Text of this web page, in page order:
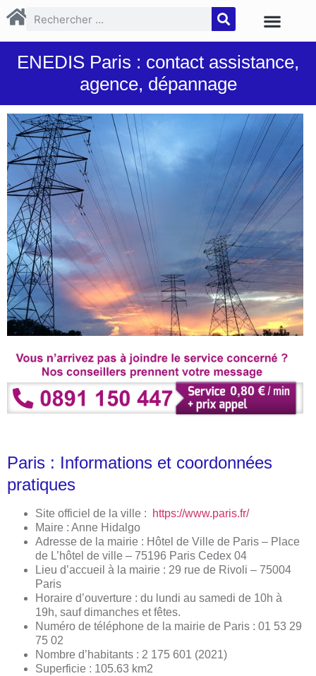
ENEDIS Paris : contact assistance,
agence, dépannage
Paris : Informations et coordonnées
pratiques
Site officiel de la ville :
https://www.paris.fr/
Maire : Anne Hidalgo
Adresse de la mairie : Hôtel de Ville de Paris – Place
de L’hôtel de ville – 75196 Paris Cedex 04
Lieu d’accueil à la mairie : 29 rue de Rivoli – 75004
Paris
Horaire d’ouverture : du lundi au samedi de 10h à
19h, sauf dimanches et fêtes.
Numéro de téléphone de la mairie de Paris : 01 53 29
75 02
Nombre d’habitants : 2 175 601 (2021)
Superficie : 105.63 km2